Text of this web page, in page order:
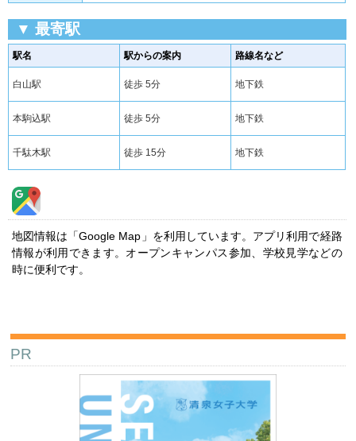
▼ 最寄駅
駅名 駅からの案内 路線名など
白山駅 徒歩 5分 地下鉄
本駒込駅 徒歩 5分 地下鉄
千駄木駅 徒歩 15分 地下鉄
地図情報は「Google Map」を利用しています。アプリ利用で経路
情報が利用できます。オープンキャンパス参加、学校見学などの
時に便利です。
PR